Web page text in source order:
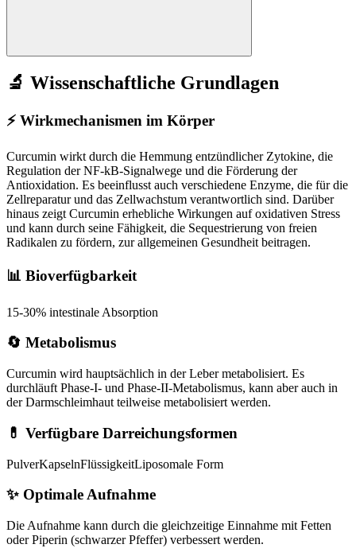
🔬 Wissenschaftliche Grundlagen
⚡ Wirkmechanismen im Körper
Curcumin wirkt durch die Hemmung entzündlicher Zytokine, die
Regulation der NF-kB-Signalwege und die Förderung der
Antioxidation. Es beeinflusst auch verschiedene Enzyme, die für die
Zellreparatur und das Zellwachstum verantwortlich sind. Darüber
hinaus zeigt Curcumin erhebliche Wirkungen auf oxidativen Stress
und kann durch seine Fähigkeit, die Sequestrierung von freien
Radikalen zu fördern, zur allgemeinen Gesundheit beitragen.
📊 Bioverfügbarkeit
15-30% intestinale Absorption
🔄 Metabolismus
Curcumin wird hauptsächlich in der Leber metabolisiert. Es
durchläuft Phase-I- und Phase-II-Metabolismus, kann aber auch in
der Darmschleimhaut teilweise metabolisiert werden.
💊 Verfügbare Darreichungsformen
PulverKapselnFlüssigkeitLiposomale Form
✨ Optimale Aufnahme
Die Aufnahme kann durch die gleichzeitige Einnahme mit Fetten
oder Piperin (schwarzer Pfeffer) verbessert werden.